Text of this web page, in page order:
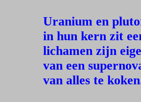
Uranium en
in hun kern zit
lichamen zijn
van een
van alles te